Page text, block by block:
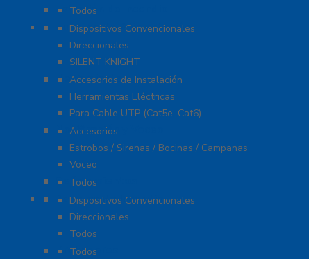
Extinción de Incendio
Todos
Fuentes de Alimentación
Dispositivos Convencionales
Direccionales
SILENT KNIGHT
Herramientas
Accesorios de Instalación
Herramientas Eléctricas
Para Cable UTP (Cat5e, Cat6)
Notificación y Voceo
Accesorios
Estrobos / Sirenas / Bocinas / Campanas
Voceo
Señalamientos
Todos
Paneles de Incendio
Dispositivos Convencionales
Direccionales
Todos
Probadores
Todos